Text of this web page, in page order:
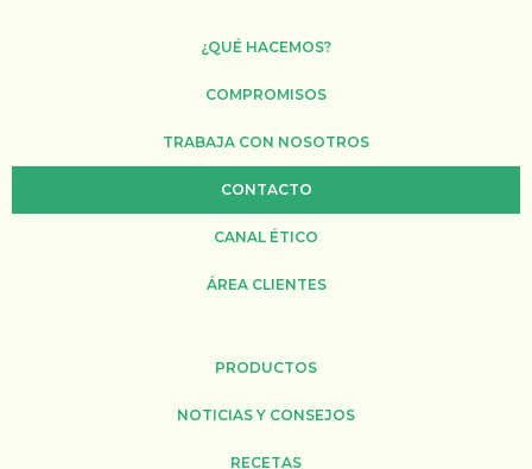
¿QUÉ HACEMOS?
COMPROMISOS
TRABAJA CON NOSOTROS
CONTACTO
CANAL ÉTICO
ÁREA CLIENTES
PRODUCTOS
NOTICIAS Y CONSEJOS
RECETAS